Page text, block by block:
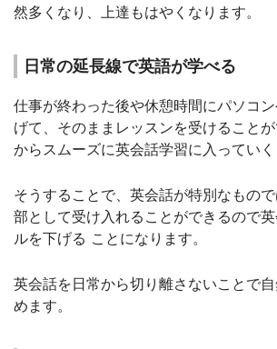
然多くなり、上達もはやくなります。
日常の延長線で英語が学べる
仕事が終わった後や休憩時間にパソコ
げて、そのままレッスンを受けること
からスムーズに英会話学習に入っていく
そうすることで、英会話が特別なもの
部として受け入れることができるので
ルを下げる ことになります。
英会話を日常から切り離さないことで
めます。